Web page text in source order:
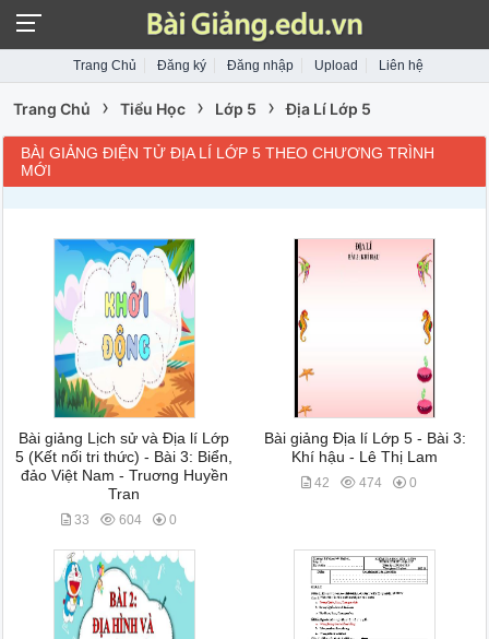
Trang Chủ Đăng ký Đăng nhập Upload Liên hệ
Trang Chủ › Tiểu Học › Lớp 5 › Địa Lí Lớp 5
BÀI GIẢNG ĐIỆN TỬ ĐỊA LÍ LỚP 5 THEO CHƯƠNG TRÌNH
MỚI
Bài giảng Lịch sử và Địa lí Lớp
5 (Kết nối tri thức) - Bài 3: Biển,
đảo Việt Nam - Truơng Huyền
Tran
33 604 0
Bài giảng Địa lí Lớp 5 - Bài 3:
Khí hậu - Lê Thị Lam
42 474 0